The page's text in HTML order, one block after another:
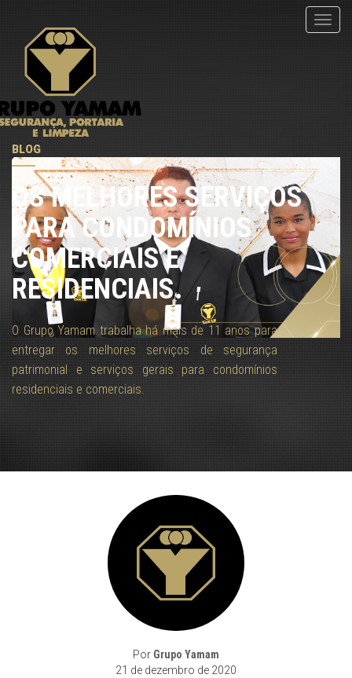
menu
BLOG
OS MELHORES SERVIÇOS
PARA CONDOMÍNIOS
COMERCIAIS E
RESIDENCIAIS.
O Grupo Yamam trabalha há mais de 11 anos para
entregar os melhores serviços de segurança
patrimonial e serviços gerais para condomínios
residenciais e comerciais.
Por Grupo Yamam
21 de dezembro de 2020